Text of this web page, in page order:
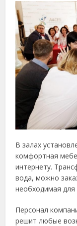
В залах
комфортная
интернету.
вода, можно
необходимая для
Персонал
решит любые